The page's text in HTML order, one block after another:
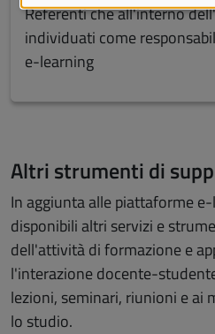
Referenti che all'interno
individuati come
e-learning
Altri strumenti di
In aggiunta alle piattaforme
disponibili altri servizi e
dell'attività di formazione e
l'interazione docente-
lezioni, seminari, riunioni e ai
lo studio.